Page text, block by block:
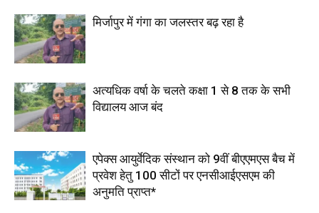
मिर्जापुर में गंगा का जलस्तर बढ़ रहा है
अत्यधिक वर्षा के चलते कक्षा 1 से 8 तक के सभी
विद्यालय आज बंद
एपेक्स आयुर्वेदिक संस्थान को 9वीं बीएएमएस बैच में
प्रवेश हेतु 100 सीटों पर एनसीआईएसएम की
अनुमति प्राप्त*